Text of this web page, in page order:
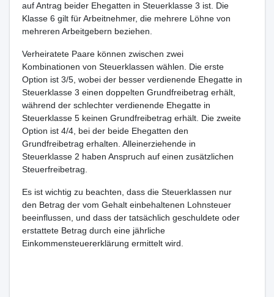
auf Antrag beider Ehegatten in Steuerklasse 3 ist. Die
Klasse 6 gilt für Arbeitnehmer, die mehrere Löhne von
mehreren Arbeitgebern beziehen.
Verheiratete Paare können zwischen zwei
Kombinationen von Steuerklassen wählen. Die erste
Option ist 3/5, wobei der besser verdienende Ehegatte in
Steuerklasse 3 einen doppelten Grundfreibetrag erhält,
während der schlechter verdienende Ehegatte in
Steuerklasse 5 keinen Grundfreibetrag erhält. Die zweite
Option ist 4/4, bei der beide Ehegatten den
Grundfreibetrag erhalten. Alleinerziehende in
Steuerklasse 2 haben Anspruch auf einen zusätzlichen
Steuerfreibetrag.
Es ist wichtig zu beachten, dass die Steuerklassen nur
den Betrag der vom Gehalt einbehaltenen Lohnsteuer
beeinflussen, und dass der tatsächlich geschuldete oder
erstattete Betrag durch eine jährliche
Einkommensteuererklärung ermittelt wird.